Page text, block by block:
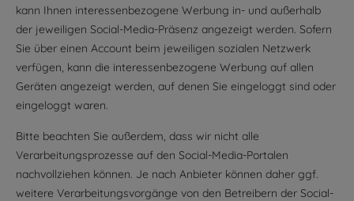
kann Ihnen interessenbezogene Werbung in- und außerhalb
der jeweiligen Social-Media-Präsenz angezeigt werden. Sofern
Sie über einen Account beim jeweiligen sozialen Netzwerk
verfügen, kann die interessenbezogene Werbung auf allen
Geräten angezeigt werden, auf denen Sie eingeloggt sind oder
eingeloggt waren.
Bitte beachten Sie außerdem, dass wir nicht alle
Verarbeitungsprozesse auf den Social-Media-Portalen
nachvollziehen können. Je nach Anbieter können daher ggf.
weitere Verarbeitungsvorgänge von den Betreibern der Social-